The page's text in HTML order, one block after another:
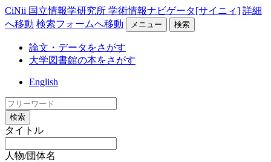
CiNii 国立情報学研究所 学術情報ナビゲータ[サイニィ] 詳細
へ移動 検索フォームへ移動 メニュー 検索
論文・データをさがす
大学図書館の本をさがす
English
検索
タイトル
人物/団体名